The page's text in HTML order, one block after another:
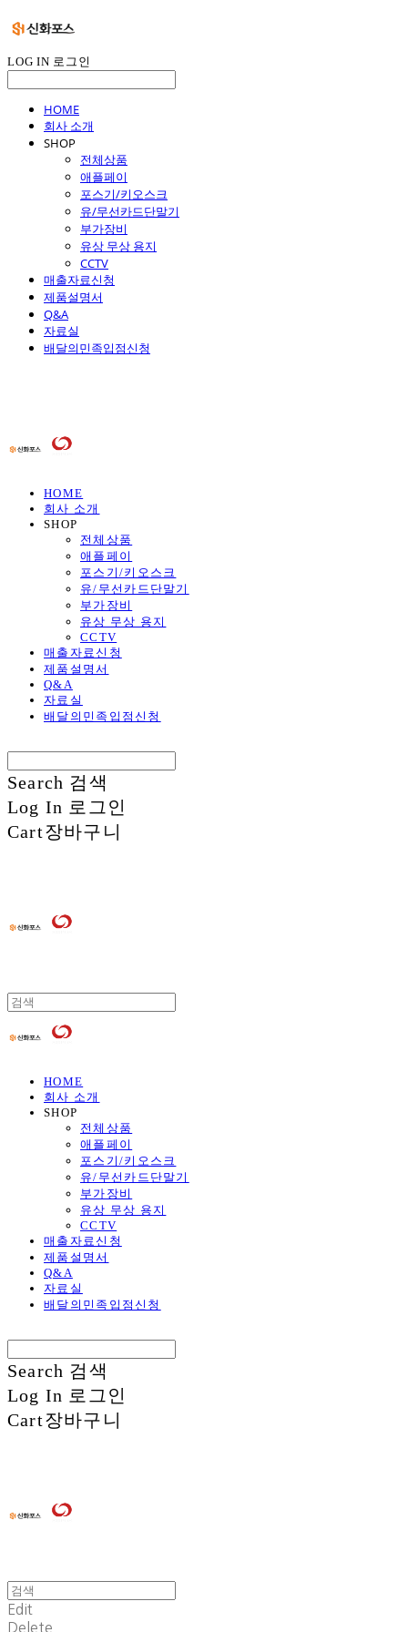
LOG IN 로그인
HOME
회사 소개
SHOP
전체상품
애플페이
포스기/키오스크
유/무선카드단말기
부가장비
유상 무상 용지
CCTV
매출자료신청
제품설명서
Q&A
자료실
배달의민족입점신청
HOME
회사 소개
SHOP
전체상품
애플페이
포스기/키오스크
유/무선카드단말기
부가장비
유상 무상 용지
CCTV
매출자료신청
제품설명서
Q&A
자료실
배달의민족입점신청
Search 검색
Log In 로그인
Cart장바구니
HOME
회사 소개
SHOP
전체상품
애플페이
포스기/키오스크
유/무선카드단말기
부가장비
유상 무상 용지
CCTV
매출자료신청
제품설명서
Q&A
자료실
배달의민족입점신청
Search 검색
Log In 로그인
Cart장바구니
Edit
Delete